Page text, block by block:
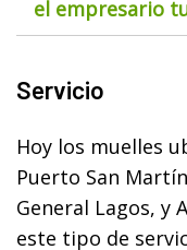
el empresario
Servicio
Hoy los muelles
Puerto San
General Lagos, y
este tipo de